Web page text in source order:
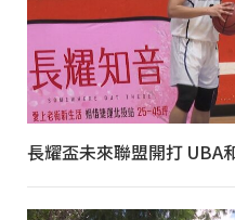
長耀盃未來聯盟開打 UBA